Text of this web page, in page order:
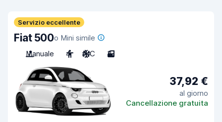
Servizio eccellente
Fiat 500o Mini simile
Manuale
4 A/C 3
37,92 €
al giorno
Cancellazione gratuita